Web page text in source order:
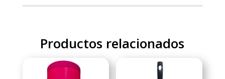
Productos relacionados